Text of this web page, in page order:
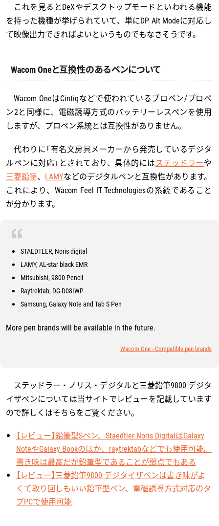
これを見るとDeXやデスクトップモードといわれる機能
を持った機種が挙げられていて、単にDP Alt Modeに対応し
て映像出力できればよいというものでもなさそうです。
Wacom Oneと互換性のあるペンについて
Wacom OneはCintiqなどで使われているプロペン/プロペ
ン2と同様に、電磁誘導方式のバッテリーレスペンを使用
しますが、プロペン系統とは互換性がありません。
代わりに「有名文房具メーカーから発売しているデジタ
ルペンに対応」とされており、具体的にはステッドラーや
三菱鉛筆、 LAMYなどのデジタルペンと互換性があります。
これにより、Wacom Feel IT Technologiesの系統であること
が分かります。
STAEDTLER, Noris digital
LAMY, AL-star black EMR
Mitsubishi, 9800 Pencil
Raytrektab, DG-D08IWP
Samsung, Galaxy Note and Tab S Pen
More pen brands will be available in the future.
Wacom One - Compatible pen brands
ステッドラー・ノリス・デジタルと三菱鉛筆9800 デジタ
イザペンについては当サイトでレビューを記載しています
ので詳しくはそちらをご覧ください。
【レビュー】鉛筆型Sペン、Staedtler Noris DigitalはGalaxy
NoteやGalaxy Bookのほか、raytrektabなどでも使用可能。
書き味は最高だが鉛筆型であることが弱点でもある
【レビュー】三菱鉛筆9800 デジタイザペンは書き味がよ
くて取り回しもいい鉛筆型ペン、電磁誘導方式対応のタ
ブPCで使用可能